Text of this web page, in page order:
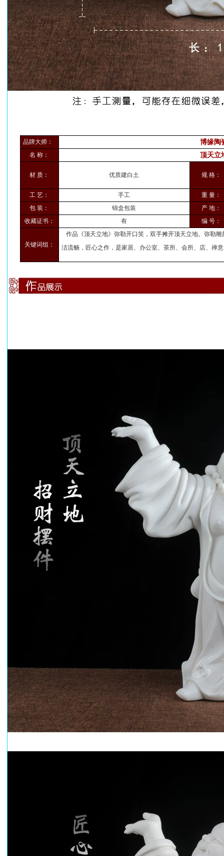
品牌大师： 博缘陶
名 称： 顶天立
材 质： 优质建白土 规 格：
工 艺： 手工
重 量：
包 装：
锦盒包装
产 地：
收藏证书：
有 编 号：
关键词组：
作品《顶天立地》弥勒开口笑，双手摊开顶天立地。弥勒
洁流畅，匠心之作，是家居、办公室、茶所、会所、店、禅